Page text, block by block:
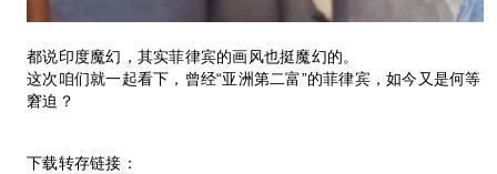
都说印度魔幻，其实菲律宾的画风也挺魔幻的。
这次咱们就一起看下，曾经“亚洲第二富”的菲律宾，如今又是何等
窘迫？
下载转存链接：